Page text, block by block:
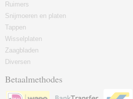
Ruimers
Snijmoeren en platen
Tappen
Wisselplaten
Zaagbladen
Diversen
Betaalmethodes